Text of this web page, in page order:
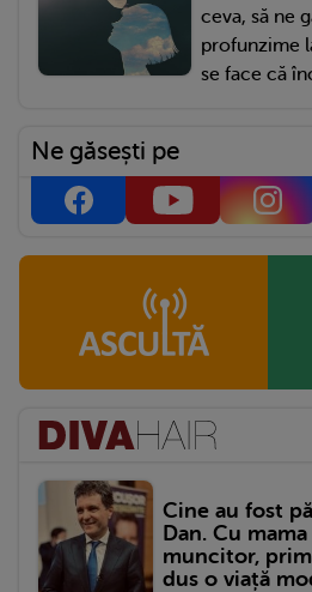
ceva, să ne
profunzime
se face că
Ne găsești pe
Cine au fost
Dan. Cu
muncitor,
dus o viață